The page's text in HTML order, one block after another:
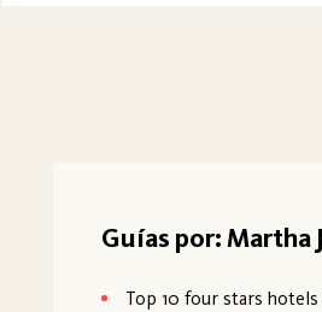
Guías por: Martha
Top 10 four stars